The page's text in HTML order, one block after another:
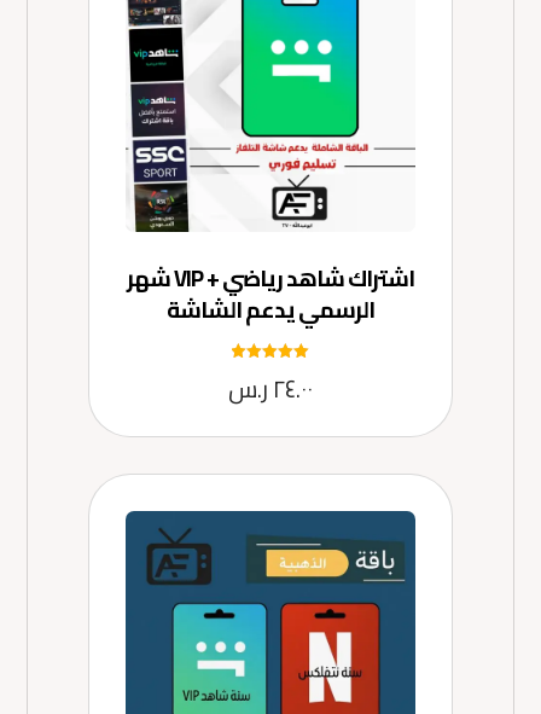
اشتراك شاهد رياضي + VIP شهر
الرسمي يدعم الشاشة
5.00
من 5
٢٤.٠٠ر.س